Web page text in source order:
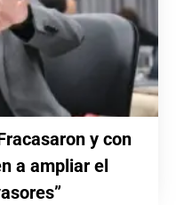
y con
a ampliar el